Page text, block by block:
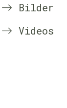
Bilder
Videos